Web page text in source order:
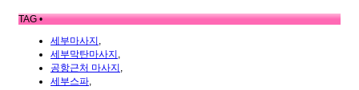
TAG •
세부마사지 ,
세부막탄마사지 ,
공항근처 마사지 ,
세부스파,